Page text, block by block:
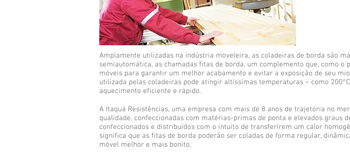
Amplamente utilizadas na indústria moveleira, as coladeiras de borda são
semiautomática, as chamadas fitas de borda, um complemento que, como
móveis para garantir um melhor acabamento e evitar a exposição de seu
utilizada pelas coladeiras pode atingir altíssimas temperaturas – como
aquecimento eficiente e rápido.
A Itaquá Resistências, uma empresa com mais de 8 anos de trajetória no
qualidade, confeccionadas com matérias-primas de ponta e elevados graus
confeccionados e distribuídos com o intuito de transferirem um calor
significa que as fitas de borda poderão ser coladas de forma regular,
móvel melhor e mais bonito.